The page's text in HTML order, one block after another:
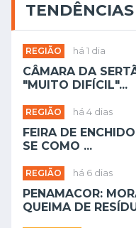
TENDÊNCIAS
REGIÃO há 1 dia
CÂMARA DA
"MUITO DIFÍCIL"...
REGIÃO há 4 dias
FEIRA DE
SE COMO ...
REGIÃO há 6 dias
PENAMACOR:
QUEIMA DE